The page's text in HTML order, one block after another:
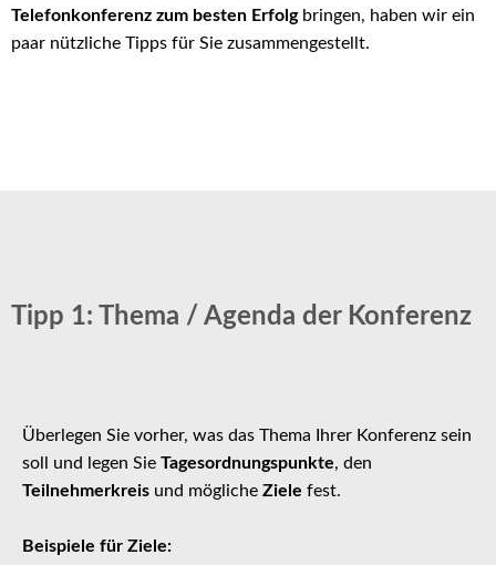
Telefonkonferenz zum besten Erfolg bringen, haben wir ein
paar nützliche Tipps für Sie zusammengestellt.
Tipp 1: Thema / Agenda der Konferenz
Überlegen Sie vorher, was das Thema Ihrer Konferenz sein
soll und legen Sie Tagesordnungspunkte, den
Teilnehmerkreis und mögliche Ziele fest.
Beispiele für Ziele: